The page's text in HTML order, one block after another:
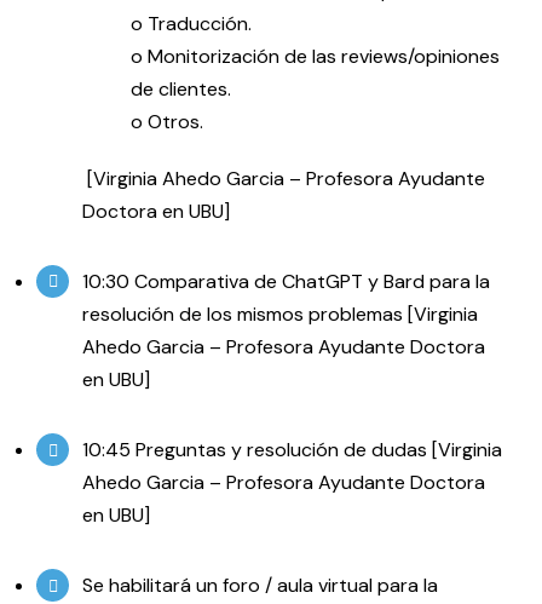
o Traducción.
o Monitorización de las reviews/opiniones
de clientes.
o Otros.
[Virginia Ahedo Garcia – Profesora Ayudante
Doctora en UBU]
10:30 Comparativa de ChatGPT y Bard para la
resolución de los mismos problemas [Virginia
Ahedo Garcia – Profesora Ayudante Doctora
en UBU]
10:45 Preguntas y resolución de dudas [Virginia
Ahedo Garcia – Profesora Ayudante Doctora
en UBU]
Se habilitará un foro / aula virtual para la